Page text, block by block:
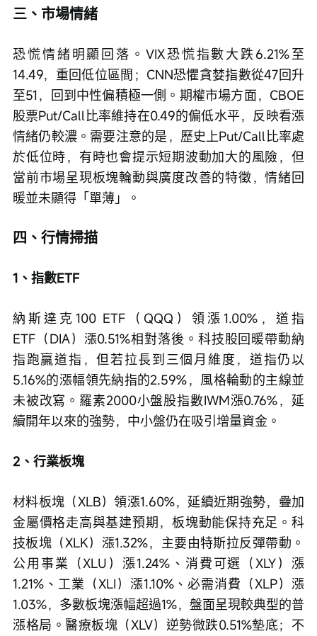
三、市場情緒
恐慌情緒明顯回落。VIX恐慌指數大跌6.21%至
14.49，重回低位區間；CNN恐懼貪婪指數從47回升
至51，回到中性偏積極一側。期權市場方面，CBOE
股票Put/Call比率維持在0.49的偏低水平，反映看漲
情緒仍較濃。需要注意的是，歷史上Put/Call比率處
於低位時，有時也會提示短期波動加大的風險，但
當前市場呈現板塊輪動與廣度改善的特徵，情緒回
暖並未顯得「單薄」。
四、行情掃描
1、指數ETF
納斯達克100 ETF（QQQ）領漲1.00%，道指
ETF（DIA）漲0.51%相對落後。科技股回暖帶動納
指跑贏道指，但若拉長到三個月維度，道指仍以
5.16%的漲幅領先納指的2.59%，風格輪動的主線並
未被改寫。羅素2000小盤股指數IWM漲0.76%，延
續開年以來的強勢，中小盤仍在吸引增量資金。
2、行業板塊
材料板塊（XLB）領漲1.60%，延續近期強勢，疊加
金屬價格走高與基建預期，板塊動能保持充足。科
技板塊（XLK）漲1.32%，主要由特斯拉反彈帶動。
公用事業（XLU）漲1.24%、消費可選（XLY）漲
1.21%、工業（XLI）漲1.10%、必需消費（XLP）漲
1.03%，多數板塊漲幅超過1%，盤面呈現較典型的普
漲格局。醫療板塊（XLV）逆勢微跌0.51%墊底；不